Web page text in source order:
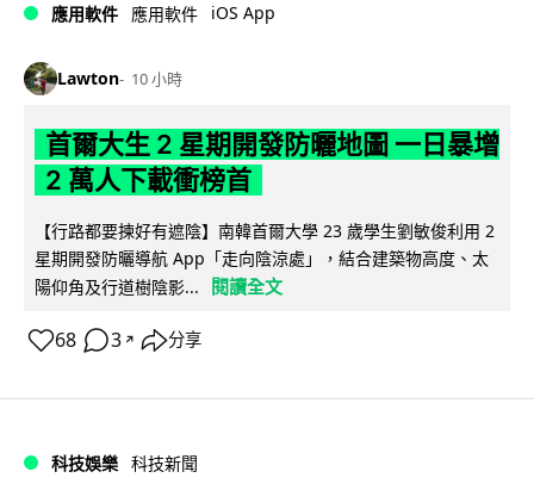
應用軟件 應用軟件 iOS App
Lawton 10 小時
首爾大生 2 星期開發防曬地圖 一日暴增
2 萬人下載衝榜首
【行路都要揀好有遮陰】南韓首爾大學 23 歲學生劉敏俊利用 2
星期開發防曬導航 App「走向陰涼處」，結合建築物高度、太
陽仰角及行道樹陰影...
閱讀全文
68 3 ↗ 分享
科技娛樂 科技新聞